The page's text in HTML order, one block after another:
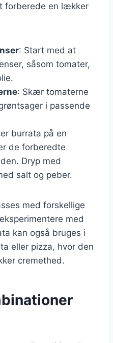
forberede en lækker
: Start med at
såsom tomater,
: Skær tomaterne
i passende
burrata på en
de forberedte
Dryp med
salt og peber.
med forskellige
med
kan også bruges i
eller pizza, hvor den
cremethed.